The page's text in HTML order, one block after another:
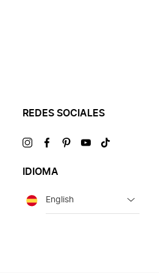
REDES SOCIALES
VisítanosVisítanosVisítanosVisítanosVisítanos
IDIOMA
Idioma